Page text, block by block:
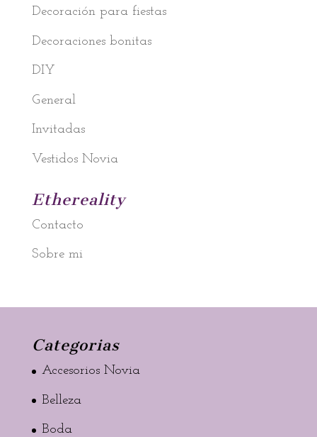
Decoración para fiestas
Decoraciones bonitas
DIY
General
Invitadas
Vestidos Novia
Ethereality
Contacto
Sobre mi
Categorias
Accesorios Novia
Belleza
Boda